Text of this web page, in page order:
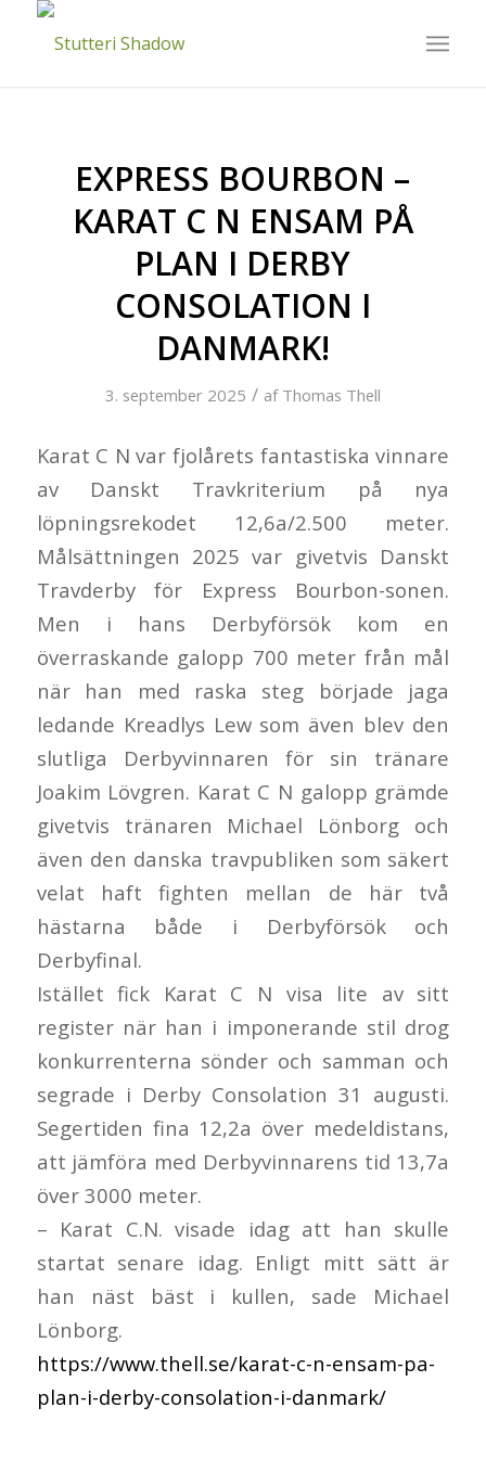
EXPRESS BOURBON –
KARAT C N ENSAM PÅ
PLAN I DERBY
CONSOLATION I
DANMARK!
3. september 2025 / af Thomas Thell
Karat C N var fjolårets fantastiska vinnare
av Danskt Travkriterium på nya
löpningsrekodet 12,6a/2.500 meter.
Målsättningen 2025 var givetvis Danskt
Travderby för Express Bourbon-sonen.
Men i hans Derbyförsök kom en
överraskande galopp 700 meter från mål
när han med raska steg började jaga
ledande Kreadlys Lew som även blev den
slutliga Derbyvinnaren för sin tränare
Joakim Lövgren. Karat C N galopp grämde
givetvis tränaren Michael Lönborg och
även den danska travpubliken som säkert
velat haft fighten mellan de här två
hästarna både i Derbyförsök och
Derbyfinal.
Istället fick Karat C N visa lite av sitt
register när han i imponerande stil drog
konkurrenterna sönder och samman och
segrade i Derby Consolation 31 augusti.
Segertiden fina 12,2a över medeldistans,
att jämföra med Derbyvinnarens tid 13,7a
över 3000 meter.
– Karat C.N. visade idag att han skulle
startat senare idag. Enligt mitt sätt är
han näst bäst i kullen, sade Michael
Lönborg.
https://www.thell.se/karat-c-n-ensam-pa-
plan-i-derby-consolation-i-danmark/